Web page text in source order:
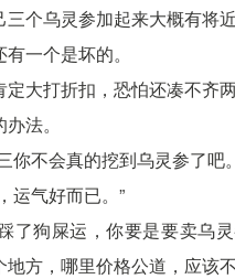
三个乌灵参加起来大概有将近
一个是坏的。
定大打折扣，恐怕还凑不齐
法。
你不会真的挖到乌灵参了吧
运气好而已。”
了狗屎运，你要是要卖乌
地方，哪里价格公道，应该